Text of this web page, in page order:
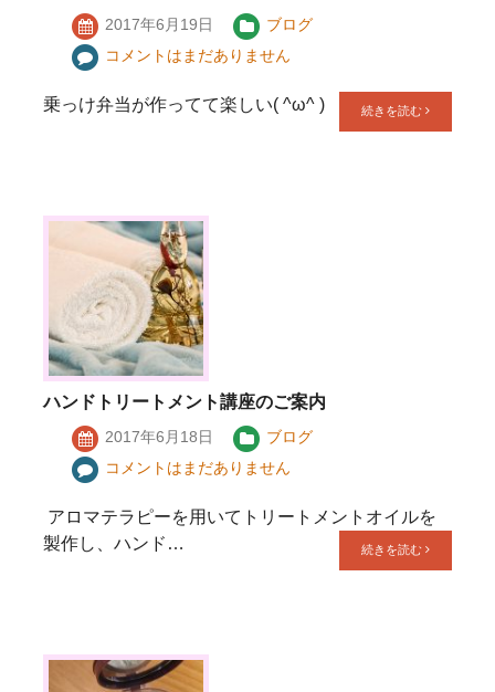
2017年6月19日
ブログ
コメントはまだありません
乗っけ弁当が作ってて楽しい( ^ω^ ) 続きを読む
ハンドトリートメント講座のご案内
2017年6月18日
ブログ
コメントはまだありません
アロマテラピーを用いてトリートメントオイルを
製作し、ハンド…
続きを読む